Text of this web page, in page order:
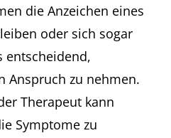
die Anzeichen eines
oder sich sogar
entscheidend,
Anspruch zu nehmen.
Therapeut kann
Symptome zu